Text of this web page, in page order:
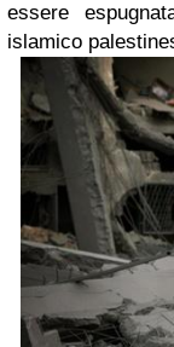
essere
islamico